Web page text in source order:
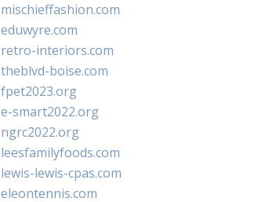
mischieffashion.com
eduwyre.com
retro-interiors.com
theblvd-boise.com
fpet2023.org
e-smart2022.org
ngrc2022.org
leesfamilyfoods.com
lewis-lewis-cpas.com
eleontennis.com